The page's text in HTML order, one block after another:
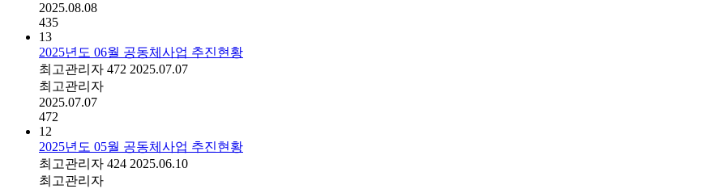
2025.08.08
435
13
2025년도 06월 공동체사업 추진현황
최고관리자 472 2025.07.07
최고관리자
2025.07.07
472
12
2025년도 05월 공동체사업 추진현황
최고관리자 424 2025.06.10
최고관리자